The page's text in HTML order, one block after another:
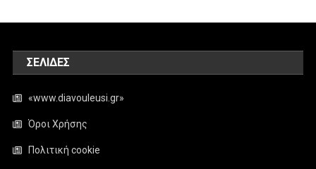
ΣΕΛΊΔΕΣ
«www.diavouleusi.gr»
Όροι Χρήσης
Πολιτική cookie